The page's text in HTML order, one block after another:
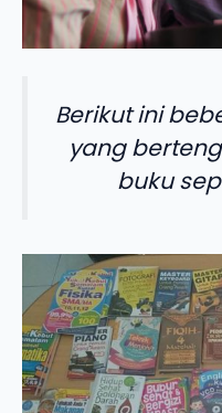
Berikut ini
yang
buku